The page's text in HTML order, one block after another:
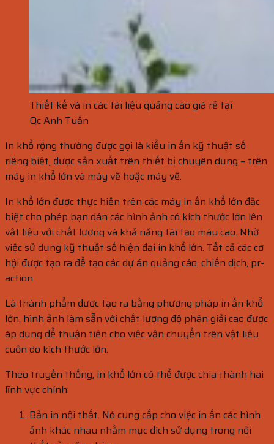
Thiết kế và in các tài liệu quảng cáo giá rẻ tại
Qc Anh Tuấn
In khổ rộng thường được gọi là kiểu in ấn kỹ thuật số
riêng biệt, được sản xuất trên thiết bị chuyên dụng – trên
máy in khổ lớn và máy vẽ hoặc máy vẽ.
In khổ lớn được thực hiện trên các máy in ấn khổ lớn đặc
biệt cho phép bạn dán các hình ảnh có kích thước lớn lên
vật liệu với chất lượng và khả năng tái tạo màu cao. Nhờ
việc sử dụng kỹ thuật số hiện đại in khổ lớn. Tất cả các cơ
hội được tạo ra để tạo các dự án quảng cáo, chiến dịch, pr-
action.
Là thành phẩm được tạo ra bằng phương pháp in ấn khổ
lớn, hình ảnh làm sẵn với chất lượng độ phân giải cao được
áp dụng để thuận tiện cho việc vận chuyển trên vật liệu
cuộn do kích thước lớn.
Theo truyền thống, in khổ lớn có thể được chia thành hai
lĩnh vực chính:
Bản in nội thất. Nó cung cấp cho việc in ấn các hình
ảnh khác nhau nhằm mục đích sử dụng trong nội